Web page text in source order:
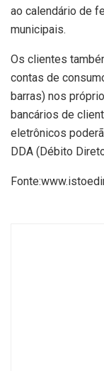
ao calendário de
municipais.
Os clientes
contas de
barras) nos
bancários de
eletrônicos
DDA (Débito